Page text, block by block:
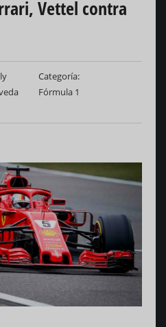
Vettel contra
Categoría
Fórmula 1